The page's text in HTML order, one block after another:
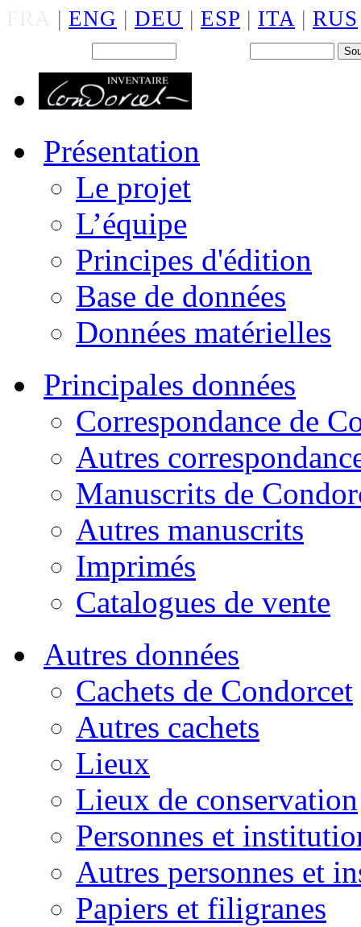
| ENG | DEU | ESP | ITA | RUS
Présentation
Le projet
L’équipe
Principes d'édition
Base de données
Données matérielles
Principales données
Correspondance de
Autres
Manuscrits de
Autres manuscrits
Imprimés
Catalogues de vente
Autres données
Cachets de Condorcet
Autres cachets
Lieux
Lieux de conservation
Personnes et
Autres personnes et
Papiers et filigranes